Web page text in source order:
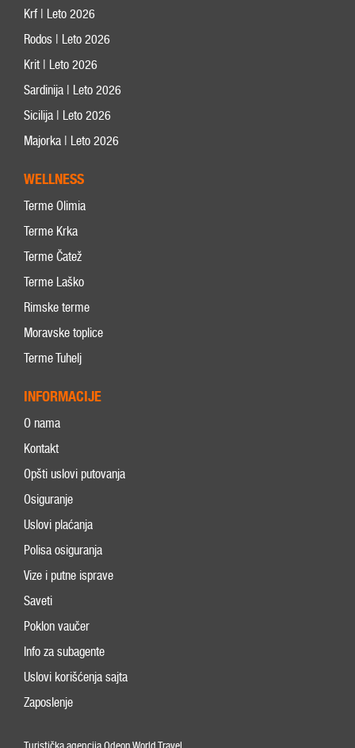
Krf | Leto 2026
Rodos | Leto 2026
Krit | Leto 2026
Sardinija | Leto 2026
Sicilija | Leto 2026
Majorka | Leto 2026
WELLNESS
Terme Olimia
Terme Krka
Terme Čatež
Terme Laško
Rimske terme
Moravske toplice
Terme Tuhelj
INFORMACIJE
O nama
Kontakt
Opšti uslovi putovanja
Osiguranje
Uslovi plaćanja
Polisa osiguranja
Vize i putne isprave
Saveti
Poklon vaučer
Info za subagente
Uslovi korišćenja sajta
Zaposlenje